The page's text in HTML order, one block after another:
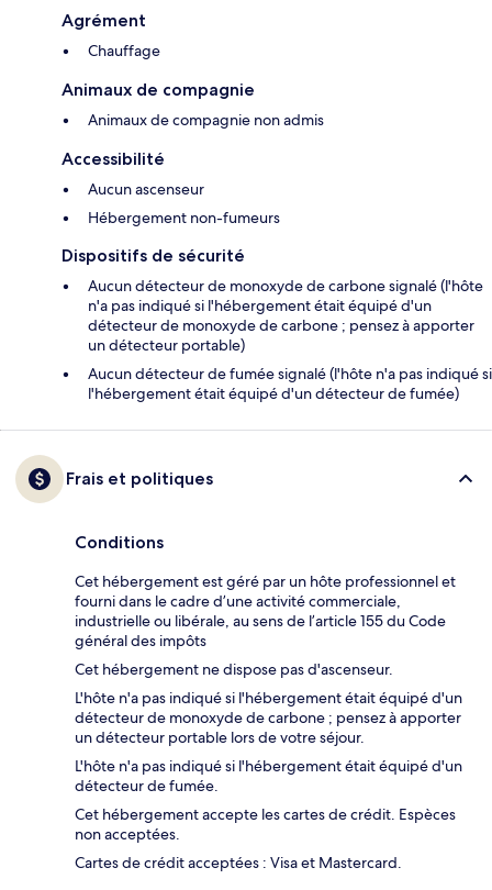
Agrément
Chauffage
Animaux de compagnie
Animaux de compagnie non admis
Accessibilité
Aucun ascenseur
Hébergement non-fumeurs
Dispositifs de sécurité
Aucun détecteur de monoxyde de carbone signalé (l'hôte
n'a pas indiqué si l'hébergement était équipé d'un
détecteur de monoxyde de carbone ; pensez à apporter
un détecteur portable)
Aucun détecteur de fumée signalé (l'hôte n'a pas indiqué si
l'hébergement était équipé d'un détecteur de fumée)
Frais et politiques
Conditions
Cet hébergement est géré par un hôte professionnel et
fourni dans le cadre d’une activité commerciale,
industrielle ou libérale, au sens de l’article 155 du Code
général des impôts
Cet hébergement ne dispose pas d'ascenseur.
L'hôte n'a pas indiqué si l'hébergement était équipé d'un
détecteur de monoxyde de carbone ; pensez à apporter
un détecteur portable lors de votre séjour.
L'hôte n'a pas indiqué si l'hébergement était équipé d'un
détecteur de fumée.
Cet hébergement accepte les cartes de crédit. Espèces
non acceptées.
Cartes de crédit acceptées : Visa et Mastercard.